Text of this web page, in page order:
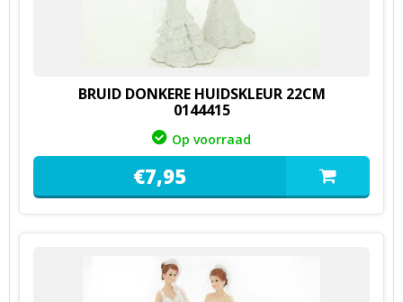
BRUID DONKERE HUIDSKLEUR 22CM
0144415
Op voorraad
€7,95